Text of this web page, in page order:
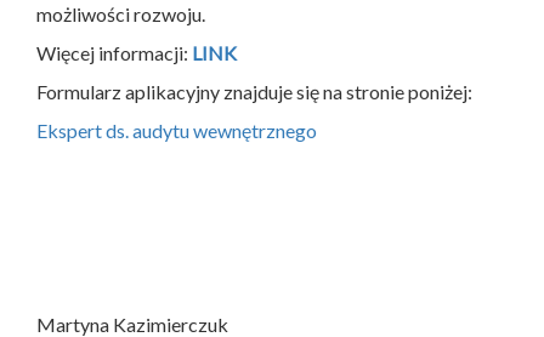
możliwości rozwoju.
Więcej informacji: LINK
Formularz aplikacyjny znajduje się na stronie poniżej:
Ekspert ds. audytu wewnętrznego
Martyna Kazimierczuk